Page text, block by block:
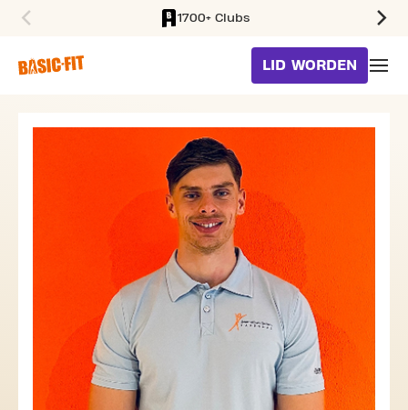
1700+ Clubs
LID WORDEN